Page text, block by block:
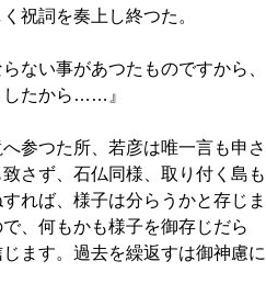
祝詞を奏上し終つた。
ない事があつたものですから、
したから……』
参つた所、若彦は唯一言も申さ
さず、石仏同様、取り付く島も
れば、様子は分らうかと存じま
、何もかも様子を御存じだら
ます。過去を繰返すは御神慮に